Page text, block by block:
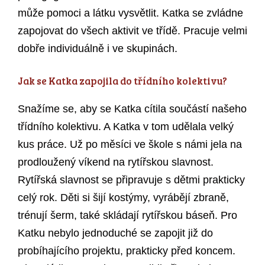
může pomoci a látku vysvětlit. Katka se zvládne
zapojovat do všech aktivit ve třídě. Pracuje velmi
dobře individuálně i ve skupinách.
Jak se Katka zapojila do třídního kolektivu?
Snažíme se, aby se Katka cítila součástí našeho
třídního kolektivu. A Katka v tom udělala velký
kus práce. Už po měsíci ve škole s námi jela na
prodloužený víkend na rytířskou slavnost.
Rytířská slavnost se připravuje s dětmi prakticky
celý rok. Děti si šijí kostýmy, vyrábějí zbraně,
trénují šerm, také skládají rytířskou báseň. Pro
Katku nebylo jednoduché se zapojit již do
probíhajícího projektu, prakticky před koncem.